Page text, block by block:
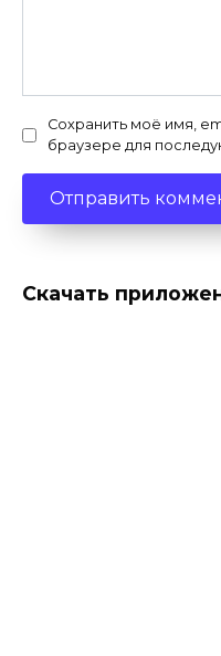
Сохранить моё имя,
браузере для
Скачать